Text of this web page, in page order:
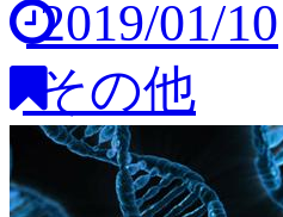
2019/01/10
その他